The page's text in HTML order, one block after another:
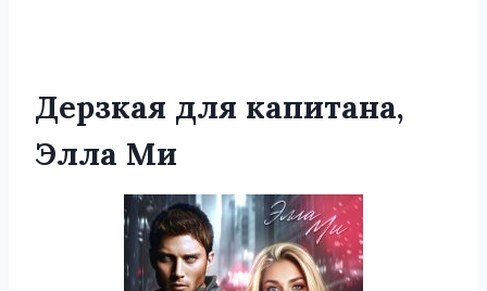
Дерзкая для капитана,
Элла Ми